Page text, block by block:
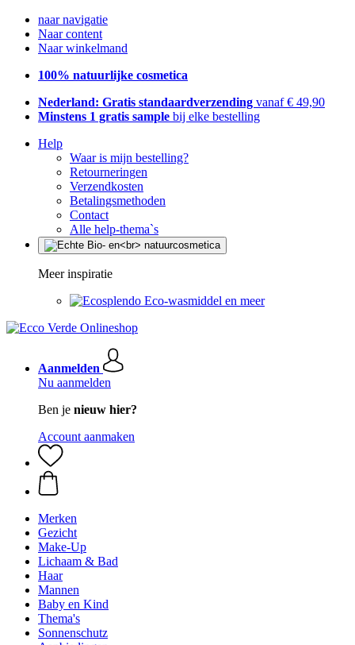
naar navigatie
Naar content
Naar winkelmand
100% natuurlijke cosmetica
Nederland: Gratis standaardverzending vanaf € 49,90
Minstens 1 gratis sample bij elke bestelling
Help
Waar is mijn bestelling?
Retourneringen
Verzendkosten
Betalingsmethoden
Contact
Alle help-thema`s
Meer inspiratie
Eco-wasmiddel en meer
Aanmelden
Nu aanmelden
Ben je nieuw hier?
Account aanmaken
Merken
Gezicht
Make-Up
Lichaam & Bad
Haar
Mannen
Baby en Kind
Thema's
Sonnenschutz